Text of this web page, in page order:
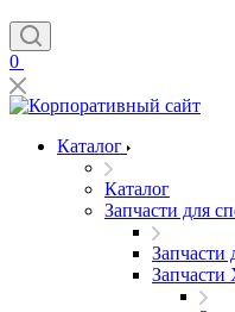
0
Каталог
Каталог
Запчасти для
Запчасти
Запчасти